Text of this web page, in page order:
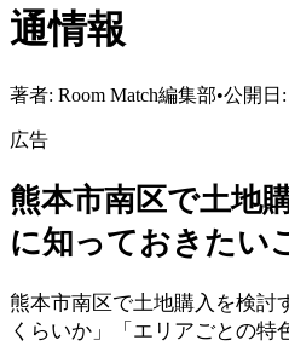
通情報
著者: Room Match編集部•公開日:
広告
熊本市南区で土地
に知っておきたい
熊本市南区で土地購入を検討
くらいか」「エリアごとの特